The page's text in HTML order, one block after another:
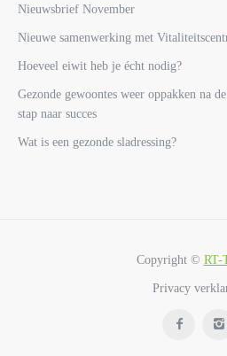
Nieuwsbrief November
Nieuwe samenwerking met
Hoeveel eiwit heb je écht nodig?
Gezonde gewoontes weer oppakken na
stap naar succes
Wat is een gezonde sladressing?
Copyright © RT-
Privacy